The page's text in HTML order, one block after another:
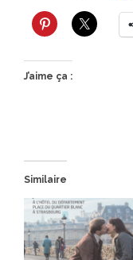
J’aime ça :
Similaire